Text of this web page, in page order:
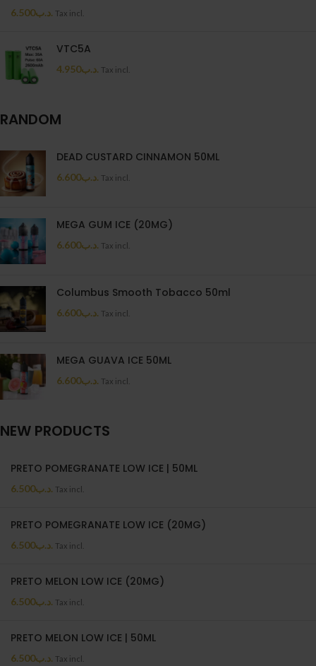
.د.ب6.500 Tax incl.
VTC5A
.د.ب4.950 Tax incl.
RANDOM
DEAD CUSTARD CINNAMON 50ML
.د.ب6.600 Tax incl.
MEGA GUM ICE (20MG)
.د.ب6.600 Tax incl.
Columbus Smooth Tobacco 50ml
.د.ب6.600 Tax incl.
MEGA GUAVA ICE 50ML
.د.ب6.600 Tax incl.
NEW PRODUCTS
PRETO POMEGRANATE LOW ICE | 50ML
.د.ب6.500 Tax incl.
PRETO POMEGRANATE LOW ICE (20MG)
.د.ب6.500 Tax incl.
PRETO MELON LOW ICE (20MG)
.د.ب6.500 Tax incl.
PRETO MELON LOW ICE | 50ML
.د.ب6.500 Tax incl.